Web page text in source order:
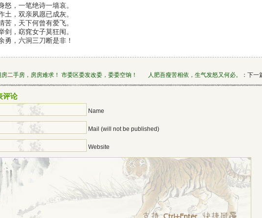
怒，一笔绝诗一墙哀。
土，双亲夙愿已成灰。
苦，天下何曾有爱飞。
剑，窈窕女子莫狂闱。
勇，六洞三刀断是非！
二手房，房房难求！ 市委区委发改委，委委空饷！ 人肥吾瘦苦相依，生气发怒又何必。 ：下一
评论
Name
Mail (will not be published)
Website